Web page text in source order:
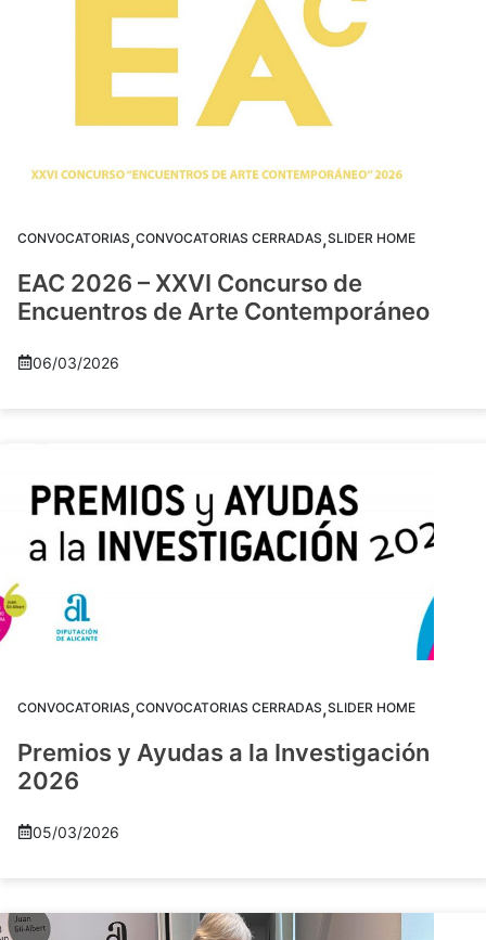
CONVOCATORIAS,CONVOCATORIAS CERRADAS,SLIDER HOME
EAC 2026 – XXVI Concurso de
Encuentros de Arte Contemporáneo
06/03/2026
CONVOCATORIAS,CONVOCATORIAS CERRADAS,SLIDER HOME
Premios y Ayudas a la Investigación
2026
05/03/2026